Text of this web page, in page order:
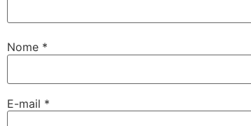
Nome *
E-mail *